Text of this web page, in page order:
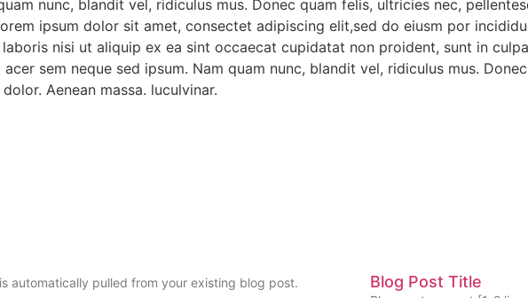
nunc, blandit vel, ridiculus mus. Donec quam felis, ultricies nec,
ipsum dolor sit amet, consectet adipiscing elit,sed do eiusm por
nisi ut aliquip ex ea sint occaecat cupidatat non proident, sunt in
sem neque sed ipsum. Nam quam nunc, blandit vel, ridiculus mus.
Aenean massa. luculvinar.
automatically pulled from your existing blog post. Blog Post Title